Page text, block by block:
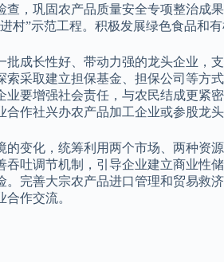
，巩固农产品质量安全专项整治
”示范工程。积极发展绿色食品和
成长性好、带动力强的龙头企业
采取建立担保基金、担保公司等
要增强社会责任，与农民结成更
作社兴办农产品加工企业或参股龙头
变化，统筹利用两个市场、两种资
吐调节机制，引导企业建立商业性
完善大宗农产品进口管理和贸易
作交流。